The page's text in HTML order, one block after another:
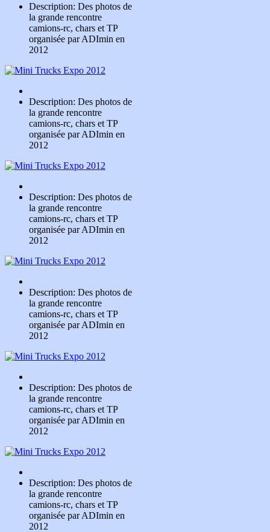
Description: Des photos de
la grande rencontre
camions-rc, chars et TP
organisée par ADImin en
2012
Description: Des photos de
la grande rencontre
camions-rc, chars et TP
organisée par ADImin en
2012
Description: Des photos de
la grande rencontre
camions-rc, chars et TP
organisée par ADImin en
2012
Description: Des photos de
la grande rencontre
camions-rc, chars et TP
organisée par ADImin en
2012
Description: Des photos de
la grande rencontre
camions-rc, chars et TP
organisée par ADImin en
2012
Description: Des photos de
la grande rencontre
camions-rc, chars et TP
organisée par ADImin en
2012